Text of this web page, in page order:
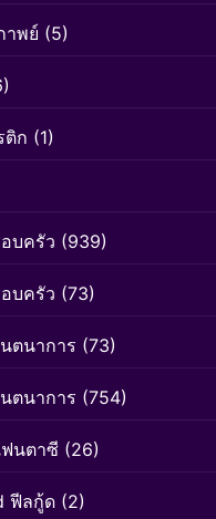
าพย์ (5)
ติก (1)
บครัว (939)
บครัว (73)
ตนาการ (73)
ตนาการ (754)
นตาซี (26)
ฟีลกู้ด (2)